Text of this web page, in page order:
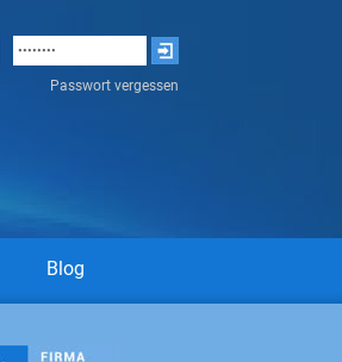
Passwort vergessen
Blog